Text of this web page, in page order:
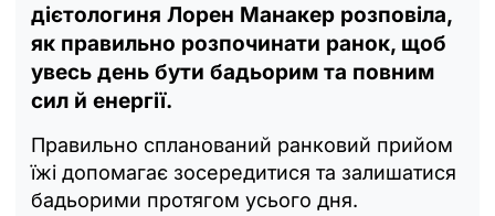
дієтологиня Лорен Манакер розповіла,
як правильно розпочинати ранок, щоб
увесь день бути бадьорим та повним
сил й енергії.
Правильно спланований ранковий прийом
їжі допомагає зосередитися та залишатися
бадьорими протягом усього дня.